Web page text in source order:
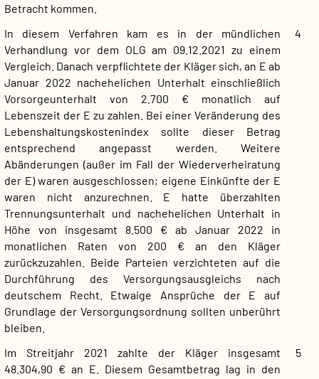
Betracht kommen.
4
In diesem Verfahren kam es in der mündlichen
Verhandlung vor dem OLG am 09.12.2021 zu einem
Vergleich. Danach verpflichtete der Kläger sich, an E ab
Januar 2022 nachehelichen Unterhalt einschließlich
Vorsorgeunterhalt von 2.700 € monatlich auf
Lebenszeit der E zu zahlen. Bei einer Veränderung des
Lebenshaltungskostenindex sollte dieser Betrag
entsprechend angepasst werden. Weitere
Abänderungen (außer im Fall der Wiederverheiratung
der E) waren ausgeschlossen; eigene Einkünfte der E
waren nicht anzurechnen. E hatte überzahlten
Trennungsunterhalt und nachehelichen Unterhalt in
Höhe von insgesamt 8.500 € ab Januar 2022 in
monatlichen Raten von 200 € an den Kläger
zurückzuzahlen. Beide Parteien verzichteten auf die
Durchführung des Versorgungsausgleichs nach
deutschem Recht. Etwaige Ansprüche der E auf
Grundlage der Versorgungsordnung sollten unberührt
bleiben.
5
Im Streitjahr 2021 zahlte der Kläger insgesamt
48.304,90 € an E. Diesem Gesamtbetrag lag in den